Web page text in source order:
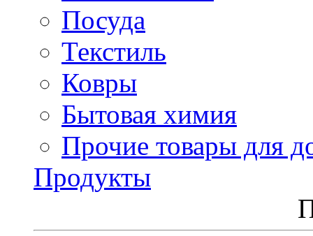
Посуда
Текстиль
Ковры
Бытовая химия
Прочие товары для
Продукты